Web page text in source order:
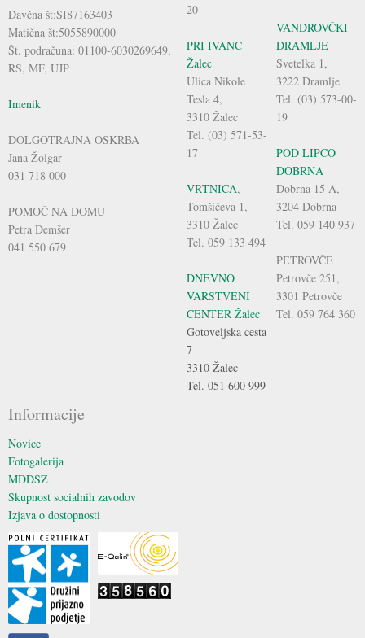
Davčna št:SI87163403
Matična št:5055890000
Št. podračuna: 01100-6030269649,
RS, MF, UJP
Imenik
DOLGOTRAJNA OSKRBA
Jana Žolgar
031 718 000
POMOČ NA DOMU
Petra Demšer
041 550 679
20
PRI IVANC
Žalec
Ulica Nikole
Tesla 4,
3310 Žalec
Tel. (03) 571-53-
17
VRTNICA,
Tomšičeva 1,
3310 Žalec
Tel. 059 133 494
DNEVNO
VARSTVENI
CENTER Žalec
Gotoveljska cesta
7
3310 Žalec
Tel. 051 600 999
VANDROVČKI
DRAMLJE
Svetelka 1,
3222 Dramlje
Tel. (03) 573-00-
19
POD LIPCO
DOBRNA
Dobrna 15 A,
3204 Dobrna
Tel. 059 140 937
PETROVČE
Petrovče 251,
3301 Petrovče
Tel. 059 764 360
Informacije
Novice
Fotogalerija
MDDSZ
Skupnost socialnih zavodov
Izjava o dostopnosti